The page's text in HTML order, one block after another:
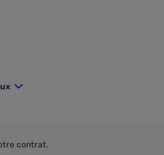
contrat.